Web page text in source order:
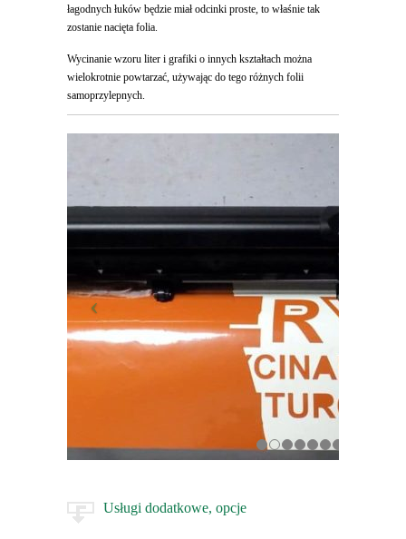
łagodnych łuków będzie miał odcinki proste, to właśnie tak
zostanie nacięta folia.
Wycinanie wzoru liter i grafiki o innych kształtach można
wielokrotnie powtarzać, używając do tego różnych folii
samoprzylepnych.
Usługi dodatkowe, opcje